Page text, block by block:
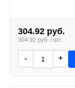
304.92 руб.
304.92 руб. / шт.
- +